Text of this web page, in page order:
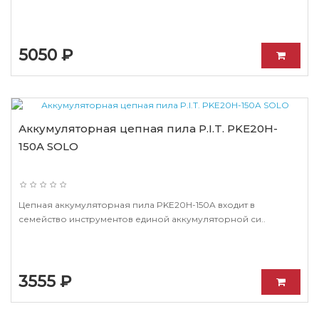
5050 ₽
Аккумуляторная цепная пила P.I.T. PKE20H-
150A SOLO
Цепная аккумуляторная пила PKE20H-150A входит в
семейство инструментов единой аккумуляторной си..
3555 ₽